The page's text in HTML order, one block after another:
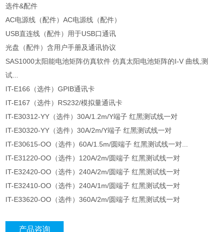
选件&配件
AC电源线（配件）AC电源线（配件）
USB直连线（配件）用于USB口通讯
光盘（配件）含用户手册及通讯协议
SAS1000太阳能电池矩阵仿真软件 仿真太阳电池矩阵的I-V 曲线,测
试...
IT-E166（选件）GPIB通讯卡
IT-E167（选件）RS232/模拟量通讯卡
IT-E30312-YY（选件）30A/1.2m/Y端子 红黑测试线一对
IT-E30320-YY（选件）30A/2m/Y端子 红黑测试线一对
IT-E30615-OO（选件）60A/1.5m/圆端子 红黑测试线一对...
IT-E31220-OO（选件）120A/2m/圆端子 红黑测试线一对
IT-E32420-OO（选件）240A/2m/圆端子 红黑测试线一对
IT-E32410-OO（选件）240A/1m/圆端子 红黑测试线一对
IT-E33620-OO（选件）360A/2m/圆端子 红黑测试线一对
产品咨询